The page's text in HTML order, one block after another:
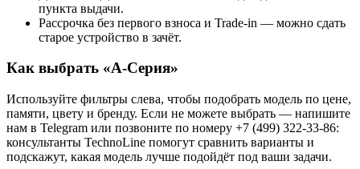
пункта выдачи.
Рассрочка без первого взноса и Trade-in — можно сдать
старое устройство в зачёт.
Как выбрать «A-Серия»
Используйте фильтры слева, чтобы подобрать модель по цене,
памяти, цвету и бренду. Если не можете выбрать — напишите
нам в Telegram или позвоните по номеру +7 (499) 322-33-86:
консультанты TechnoLine помогут сравнить варианты и
подскажут, какая модель лучше подойдёт под ваши задачи.